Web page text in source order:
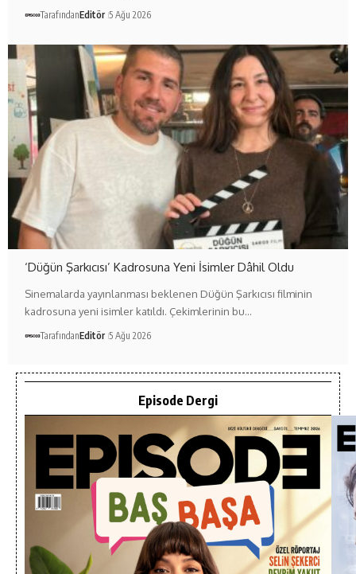
TarafındanEditör 5 Ağu 2026
‘Düğün Şarkıcısı’ Kadrosuna Yeni İsimler Dâhil Oldu
Sinemalarda yayınlanması beklenen Düğün Şarkıcısı filminin
kadrosuna yeni isimler katıldı. Çekimlerinin bu…
TarafındanEditör 5 Ağu 2026
Episode Dergi